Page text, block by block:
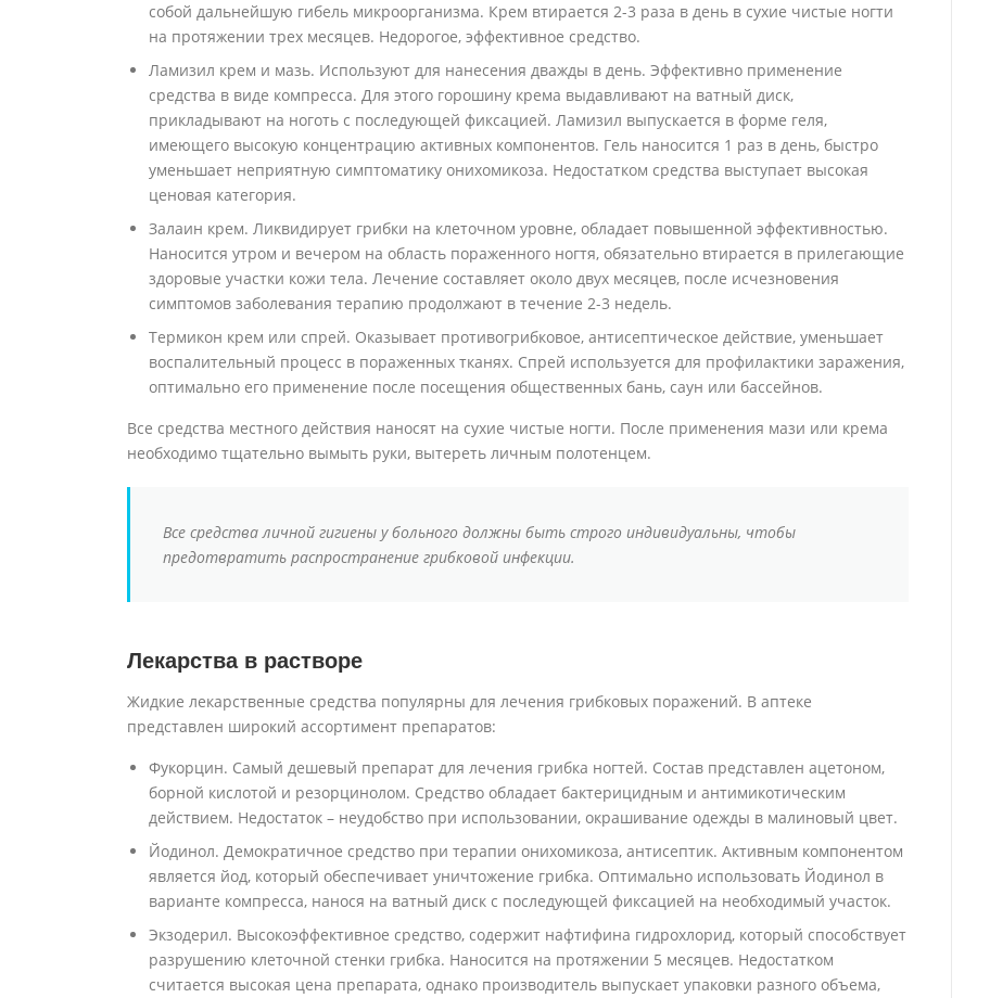
собой дальнейшую гибель микроорганизма. Крем втирается 2-3 раза в день в сухие чистые ногти
на протяжении трех месяцев. Недорогое, эффективное средство.
Ламизил крем и мазь. Используют для нанесения дважды в день. Эффективно применение
средства в виде компресса. Для этого горошину крема выдавливают на ватный диск,
прикладывают на ноготь с последующей фиксацией. Ламизил выпускается в форме геля,
имеющего высокую концентрацию активных компонентов. Гель наносится 1 раз в день, быстро
уменьшает неприятную симптоматику онихомикоза. Недостатком средства выступает высокая
ценовая категория.
Залаин крем. Ликвидирует грибки на клеточном уровне, обладает повышенной эффективностью.
Наносится утром и вечером на область пораженного ногтя, обязательно втирается в прилегающие
здоровые участки кожи тела. Лечение составляет около двух месяцев, после исчезновения
симптомов заболевания терапию продолжают в течение 2-3 недель.
Термикон крем или спрей. Оказывает противогрибковое, антисептическое действие, уменьшает
воспалительный процесс в пораженных тканях. Спрей используется для профилактики заражения,
оптимально его применение после посещения общественных бань, саун или бассейнов.
Все средства местного действия наносят на сухие чистые ногти. После применения мази или крема
необходимо тщательно вымыть руки, вытереть личным полотенцем.
Все средства личной гигиены у больного должны быть строго индивидуальны, чтобы
предотвратить распространение грибковой инфекции.
Лекарства в растворе
Жидкие лекарственные средства популярны для лечения грибковых поражений. В аптеке
представлен широкий ассортимент препаратов:
Фукорцин. Самый дешевый препарат для лечения грибка ногтей. Состав представлен ацетоном,
борной кислотой и резорцинолом. Средство обладает бактерицидным и антимикотическим
действием. Недостаток – неудобство при использовании, окрашивание одежды в малиновый цвет.
Йодинол. Демократичное средство при терапии онихомикоза, антисептик. Активным компонентом
является йод, который обеспечивает уничтожение грибка. Оптимально использовать Йодинол в
варианте компресса, нанося на ватный диск с последующей фиксацией на необходимый участок.
Экзодерил. Высокоэффективное средство, содержит нафтифина гидрохлорид, который способствует
разрушению клеточной стенки грибка. Наносится на протяжении 5 месяцев. Недостатком
считается высокая цена препарата, однако производитель выпускает упаковки разного объема,